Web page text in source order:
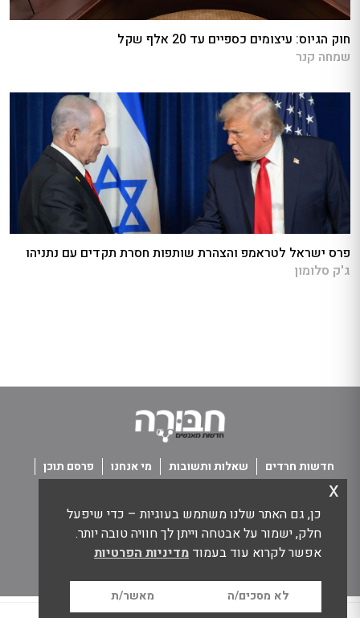
כן, גם האתר שלנו משתמש בעוגיות – כדי שיפעל
חלק, ישמור על אבטחה וייתן לך חוויה טובה יותר.
אפשר לקרוא עוד בעמוד מדיניות הפרטיות
לא מסכים/ה מאשר/ת
x
חוק הגיוס: עיצומים כספיים עד 20 אלף שקל
שמחה קנר
פרס ישראל לטראמפ והצהרת שותפות חסרת תקדים עם נתניהו
ג'ק סלומון
חדשות חרדים שאלות ותשובות מי אנחנו
פרסם תוכן
כל הזכויות שמורות חבורה - חדשות מאנשים